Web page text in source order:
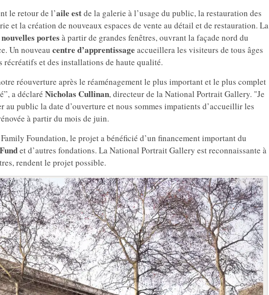
le retour de l’aile estde la galerie à l’usage du public, la restauration des
et la création de nouveaux espaces de vente au détail et de restauration. La
portes à partir de grandes fenêtres, ouvrant la façade nord du
Un nouveau centre d’apprentissage accueillera les visiteurs de tous âges
récréatifs et des installations de haute qualité.
réouverture après le réaménagement le plus important et le plus complet
a déclaré Nicholas Cullinan, directeur de la National Portrait Gallery. "Je
au public la date d’ouverture et nous sommes impatients d’accueillir les
à partir du mois de juin.
Foundation, le projet a bénéficié d’un financement important du
et d’autres fondations. La National Portrait Gallery est reconnaissante à
rendent le projet possible.